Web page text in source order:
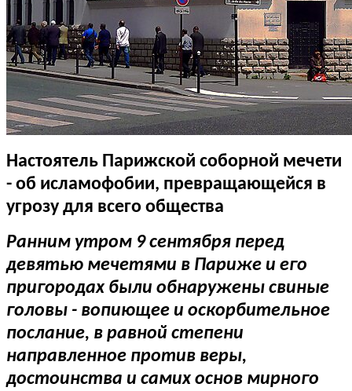
Настоятель Парижской соборной мечети
- об исламофобии, превращающейся в
угрозу для всего общества
Ранним утром 9 сентября перед
девятью мечетями в Париже и его
пригородах были обнаружены свиные
головы - вопиющее и оскорбительное
послание, в равной степени
направленное против веры,
достоинства и самих основ мирного